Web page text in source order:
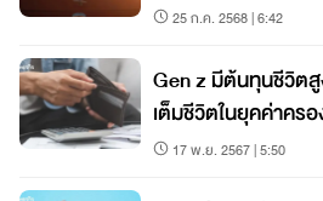
25 ก.ค. 2568 | 6:42
Gen z มีต้นทุนชีวิตสู
เต็มชีวิตในยุคค่าคร
17 พ.ย. 2567 | 5:50